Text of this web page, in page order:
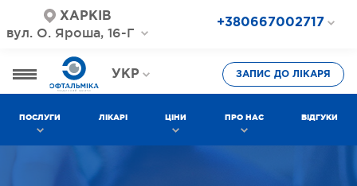
ХАРКІВ
вул. О. Яроша, 16-Г
+380667002717
+380577002717
УКР
РОС
ЗАПИС ДО ЛІКАРЯ
ПОСЛУГИ ЛІКАРІ ЦІНИ ПРО НАС ВІДГУКИ